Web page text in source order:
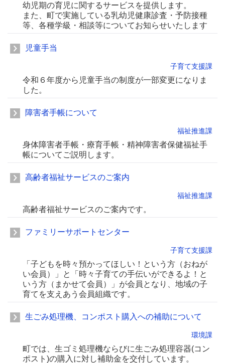
幼児期の育児に関するサービスを提供します。
また、町で実施している乳幼児健康診査・予防接種
等、各種学級・相談等についてお知らせいたします
児童手当
子育て支援課
令和６年度から児童手当の制度が一部変更になりま
した。
障害者手帳について
福祉推進課
身体障害者手帳・療育手帳・精神障害者保健福祉手
帳についてご説明します。
高齢者福祉サービスのご案内
福祉推進課
高齢者福祉サービスのご案内です。
ファミリーサポートセンター
子育て支援課
「子どもを時々預かってほしい！という方（おねが
い会員）」と「時々子育ての手伝いができるよ！と
いう方（まかせて会員）」が会員となり、地域の子
育てを支えあう会員組織です。
生ごみ処理機、コンポスト購入への補助について
環境課
町では、生ゴミ処理機ならびに生ごみ処理容器(コン
ポスト)の購入に対し補助金を交付しています。